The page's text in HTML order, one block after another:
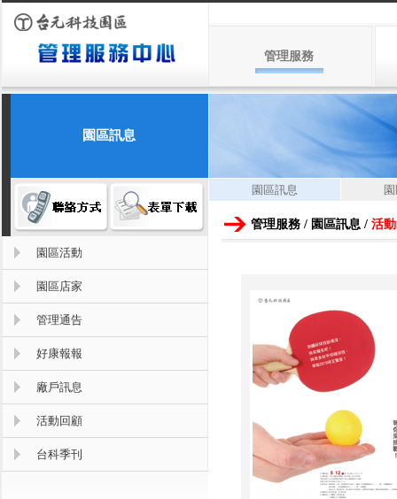
管理服務
園區訊息
園區活動
園區店家
管理通告
好康報報
廠戶訊息
活動回顧
台科季刊
園區訊息
管理服務 / 園區訊息 / 活